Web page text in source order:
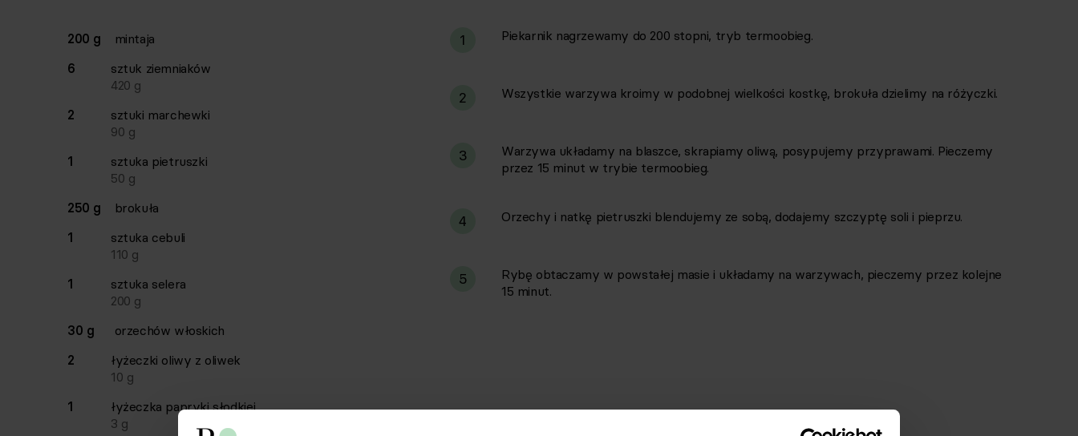
Lista składników przepisu z ilościami i wagami
Ilość Składnik
200 g
mintaja
6
sztuk ziemniaków
420 g
2
sztuki marchewki
90 g
1
sztuka pietruszki
50 g
250 g
brokuła
1
sztuka cebuli
110 g
1
sztuka selera
200 g
30 g
orzechów włoskich
2
łyżeczki oliwy z oliwek
10 g
1
łyżeczka papryki słodkiej
3 g
1 Piekarnik nagrzewamy do 200 stopni, tryb termoobieg.
2 Wszystkie warzywa kroimy w podobnej wielkości kostkę, brokuła dzielimy na różyczki.
3
Warzywa układamy na blaszce, skrapiamy oliwą, posypujemy przyprawami. Pieczemy
przez 15 minut w trybie termoobieg.
4 Orzechy i natkę pietruszki blendujemy ze sobą, dodajemy szczyptę soli i pieprzu.
5
Rybę obtaczamy w powstałej masie i układamy na warzywach, pieczemy przez kolejne
15 minut.